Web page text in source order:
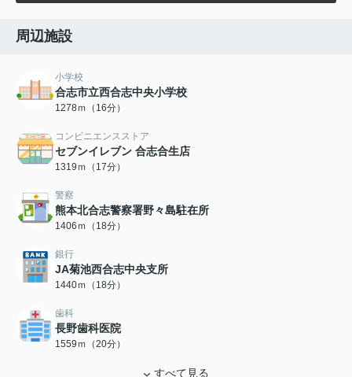
周辺施設
小学校
合志市立西合志中央小学校
1278ｍ（16分）
コンビニエンスストア
セブンイレブン 合志合生店
1319ｍ（17分）
警察
熊本北合志警察署野々島駐在所
1406ｍ（18分）
銀行
JA菊池西合志中央支所
1440ｍ（18分）
歯科
長野歯科医院
1559ｍ（20分）
すべて見る